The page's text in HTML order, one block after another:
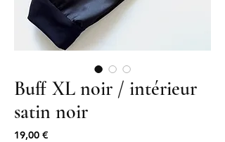
Buff XL noir / intérieur
satin noir
19,00 €